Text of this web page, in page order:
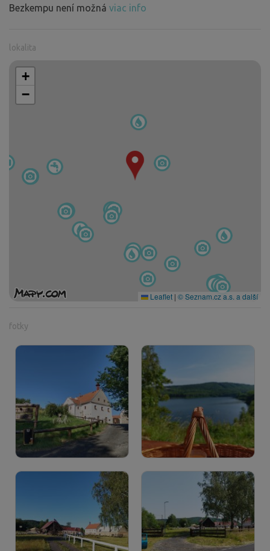
Bezkempu není možná viac info
lokalita
+
−
Leaflet | © Seznam.cz a.s. a další
fotky